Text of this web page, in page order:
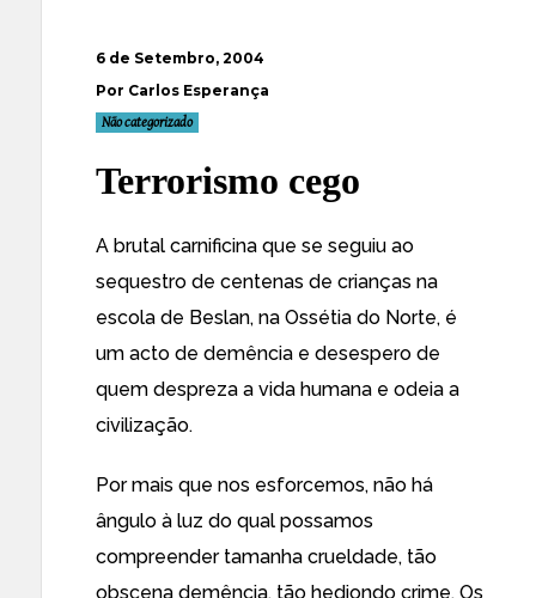
6 de Setembro, 2004
Por Carlos Esperança
Não categorizado
Terrorismo cego
A brutal carnificina que se seguiu ao
sequestro de centenas de crianças na
escola de Beslan, na Ossétia do Norte, é
um acto de demência e desespero de
quem despreza a vida humana e odeia a
civilização.
Por mais que nos esforcemos, não há
ângulo à luz do qual possamos
compreender tamanha crueldade, tão
obscena demência, tão hediondo crime. Os